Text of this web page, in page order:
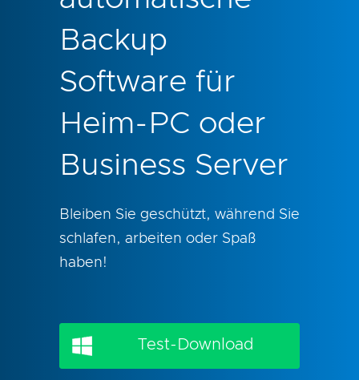
Backup
Software für
Heim-PC oder
Business Server
Bleiben Sie geschützt, während Sie
schlafen, arbeiten oder Spaß
haben!
Test-Download